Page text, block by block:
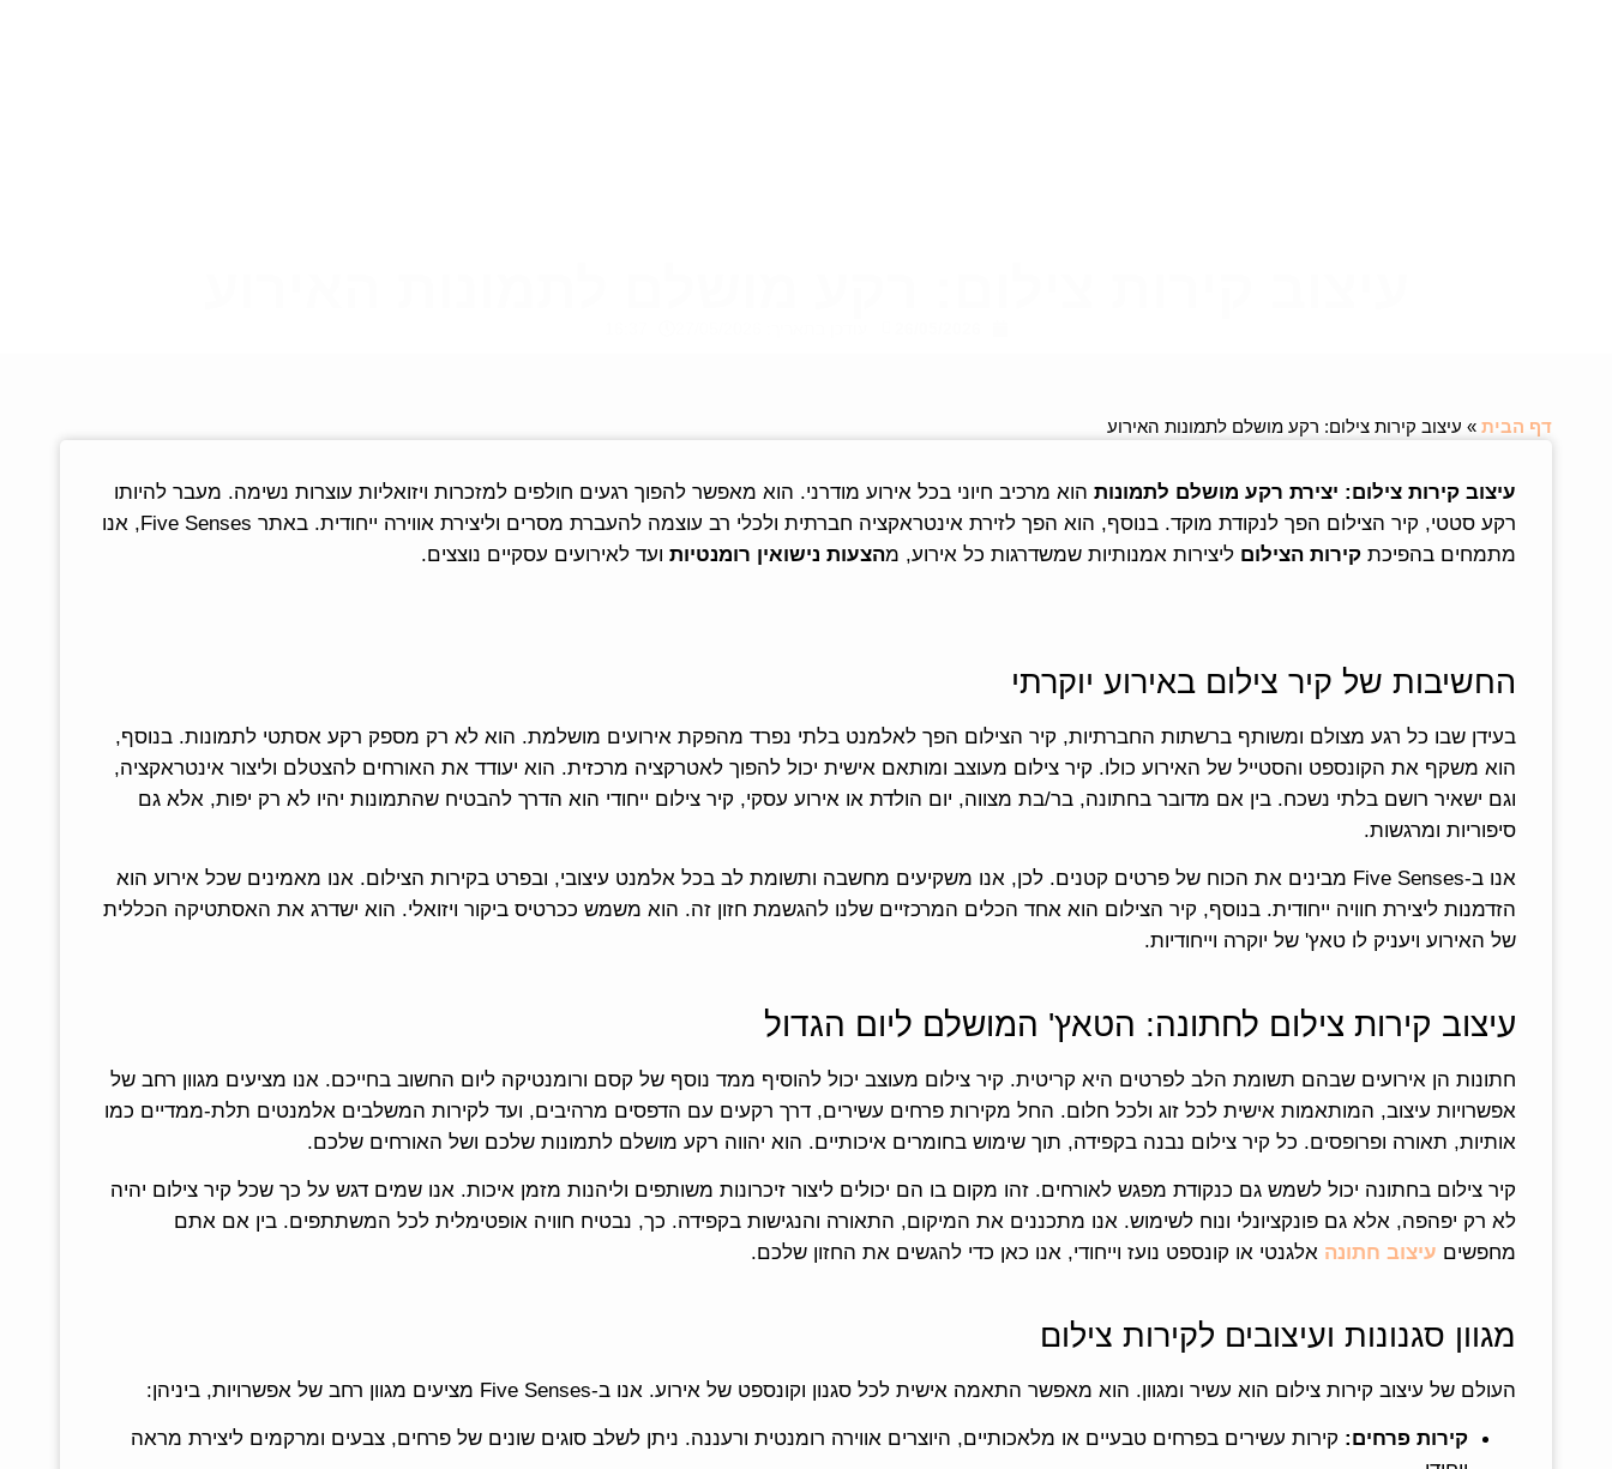
דף הבית » עיצוב קירות צילום: רקע מושלם לתמונות האירוע
עיצוב קירות צילום: יצירת רקע מושלם לתמונות הוא מרכיב חיוני בכל אירוע מודרני. הוא מאפשר להפוך רגעים חולפים למזכרות ויזואליות עוצרות נשימה. מעבר להיותו
רקע סטטי, קיר הצילום הפך לנקודת מוקד. בנוסף, הוא הפך לזירת אינטראקציה חברתית ולכלי רב עוצמה להעברת מסרים וליצירת אווירה ייחודית. באתר Five Senses, אנו
מתמחים בהפיכת קירות הצילום ליצירות אמנותיות שמשדרגות כל אירוע, מהצעות נישואין רומנטיות ועד לאירועים עסקיים נוצצים.
החשיבות של קיר צילום באירוע יוקרתי
בעידן שבו כל רגע מצולם ומשותף ברשתות החברתיות, קיר הצילום הפך לאלמנט בלתי נפרד מהפקת אירועים מושלמת. הוא לא רק מספק רקע אסתטי לתמונות. בנוסף,
הוא משקף את הקונספט והסטייל של האירוע כולו. קיר צילום מעוצב ומותאם אישית יכול להפוך לאטרקציה מרכזית. הוא יעודד את האורחים להצטלם וליצור אינטראקציה,
וגם ישאיר רושם בלתי נשכח. בין אם מדובר בחתונה, בר/בת מצווה, יום הולדת או אירוע עסקי, קיר צילום ייחודי הוא הדרך להבטיח שהתמונות יהיו לא רק יפות, אלא גם
סיפוריות ומרגשות.
אנו ב-Five Senses מבינים את הכוח של פרטים קטנים. לכן, אנו משקיעים מחשבה ותשומת לב בכל אלמנט עיצובי, ובפרט בקירות הצילום. אנו מאמינים שכל אירוע הוא
הזדמנות ליצירת חוויה ייחודית. בנוסף, קיר הצילום הוא אחד הכלים המרכזיים שלנו להגשמת חזון זה. הוא משמש ככרטיס ביקור ויזואלי. הוא ישדרג את האסתטיקה הכללית
של האירוע ויעניק לו טאץ' של יוקרה וייחודיות.
עיצוב קירות צילום לחתונה: הטאץ' המושלם ליום הגדול
חתונות הן אירועים שבהם תשומת הלב לפרטים היא קריטית. קיר צילום מעוצב יכול להוסיף ממד נוסף של קסם ורומנטיקה ליום החשוב בחייכם. אנו מציעים מגוון רחב של
אפשרויות עיצוב, המותאמות אישית לכל זוג ולכל חלום. החל מקירות פרחים עשירים, דרך רקעים עם הדפסים מרהיבים, ועד לקירות המשלבים אלמנטים תלת-ממדיים כמו
אותיות, תאורה ופרופסים. כל קיר צילום נבנה בקפידה, תוך שימוש בחומרים איכותיים. הוא יהווה רקע מושלם לתמונות שלכם ושל האורחים שלכם.
קיר צילום בחתונה יכול לשמש גם כנקודת מפגש לאורחים. זהו מקום בו הם יכולים ליצור זיכרונות משותפים וליהנות מזמן איכות. אנו שמים דגש על כך שכל קיר צילום יהיה
לא רק יפהפה, אלא גם פונקציונלי ונוח לשימוש. אנו מתכננים את המיקום, התאורה והנגישות בקפידה. כך, נבטיח חוויה אופטימלית לכל המשתתפים. בין אם אתם
מחפשים עיצוב חתונה אלגנטי או קונספט נועז וייחודי, אנו כאן כדי להגשים את החזון שלכם.
מגוון סגנונות ועיצובים לקירות צילום
העולם של עיצוב קירות צילום הוא עשיר ומגוון. הוא מאפשר התאמה אישית לכל סגנון וקונספט של אירוע. אנו ב-Five Senses מציעים מגוון רחב של אפשרויות, ביניהן:
קירות פרחים: קירות עשירים בפרחים טבעיים או מלאכותיים, היוצרים אווירה רומנטית ורעננה. ניתן לשלב סוגים שונים של פרחים, צבעים ומרקמים ליצירת מראה